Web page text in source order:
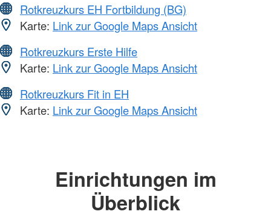
Rotkreuzkurs EH Fortbildung (BG)
Karte: Link zur Google Maps Ansicht
Rotkreuzkurs Erste Hilfe
Karte: Link zur Google Maps Ansicht
Rotkreuzkurs Fit in EH
Karte: Link zur Google Maps Ansicht
Einrichtungen im
Überblick